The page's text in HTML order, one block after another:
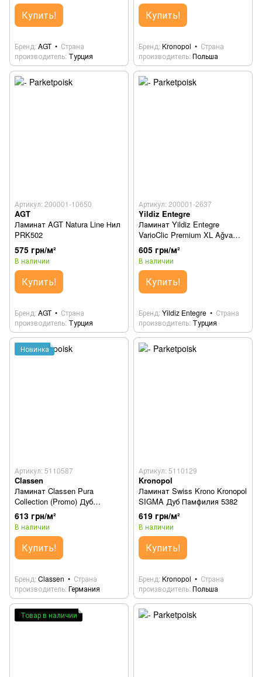
Купить!
Бренд AGT
Страна
производитель Турция
Купить!
Бренд Kronopol
Страна
производитель Польша
Артикул: 200001-10650
AGT
Ламинат AGT Natura Line Нил
PRK502
575 грн/м²
В наличии
Купить!
Бренд AGT
Страна
производитель Турция
Артикул: 200001-2637
Yildiz Entegre
Ламинат Yildiz Entegre
VarioClic Premium XL Ağva
(Агва) 697
605 грн/м²
В наличии
Купить!
Бренд Yildiz Entegre
Страна
производитель Турция
Новинка
Артикул: 5110587
Classen
Ламинат Classen Pura
Collection (Promo) Дуб
гладкий песочный 68278
613 грн/м²
В наличии
Купить!
Бренд Classen
Страна
производитель Германия
Артикул: 5110129
Kronopol
Ламинат Swiss Krono Kronopol
SIGMA Дуб Памфилия 5382
619 грн/м²
В наличии
Купить!
Бренд Kronopol
Страна
производитель Польша
Товар в наличии